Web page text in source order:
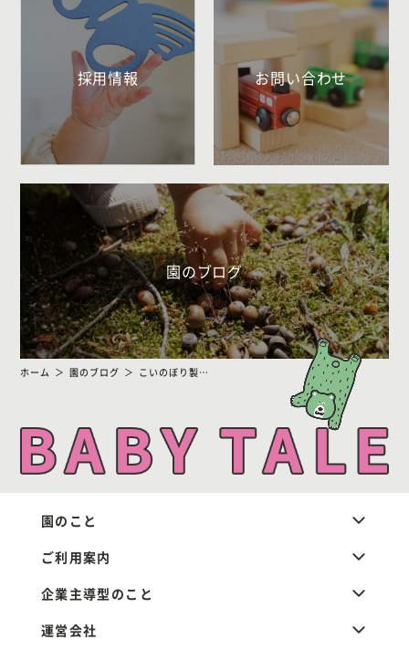
採用情報 お問い合わせ
園のブログ
ホーム 園のブログ こいのぼり製作
園のこと
ご利用案内
企業主導型のこと
運営会社